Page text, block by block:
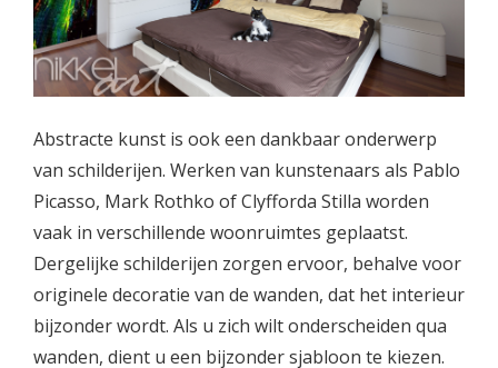
Abstracte kunst is ook een dankbaar onderwerp
van schilderijen. Werken van kunstenaars als Pablo
Picasso, Mark Rothko of Clyfforda Stilla worden
vaak in verschillende woonruimtes geplaatst.
Dergelijke schilderijen zorgen ervoor, behalve voor
originele decoratie van de wanden, dat het interieur
bijzonder wordt. Als u zich wilt onderscheiden qua
wanden, dient u een bijzonder sjabloon te kiezen.